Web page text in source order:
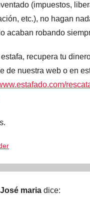
(impuestos,
etc.), no hagan
acaban robando
recupera tu
de nuestra web o en
José maria dice: